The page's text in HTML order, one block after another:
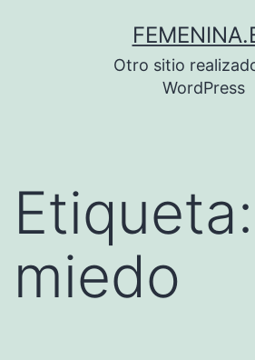
Otro sitio
WordPress
Etiqueta:
miedo